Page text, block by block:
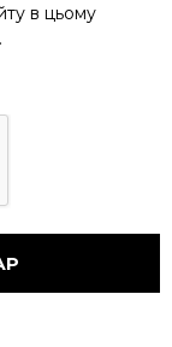
в цьому